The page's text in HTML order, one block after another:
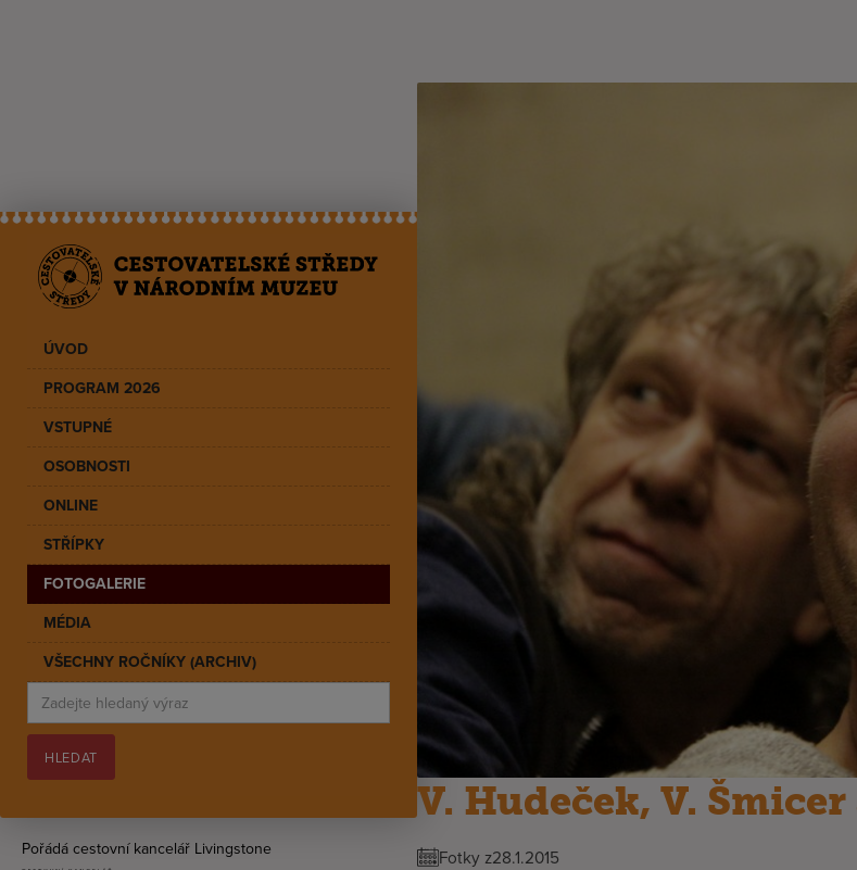
ÚVOD
PROGRAM 2026
VSTUPNÉ
OSOBNOSTI
ONLINE
STŘÍPKY
FOTOGALERIE
MÉDIA
VŠECHNY ROČNÍKY (ARCHIV)
Pořádá cestovní kancelář Livingstone
V. Hudeček, V.
Fotky z28.1.2015